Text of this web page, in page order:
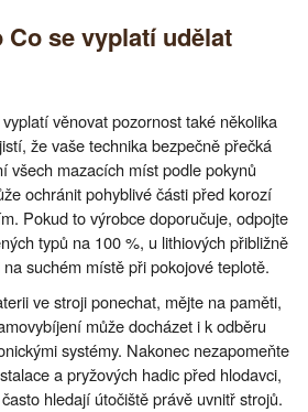
se vyplatí udělat
věnovat pozornost také několika
že vaše technika bezpečně přečká
všech mazacích míst podle pokynů
ochránit pohyblivé části před korozí
Pokud to výrobce doporučuje, odpojte
typů na 100 %, u lithiových přibližně
suchém místě při pokojové teplotě.
ve stroji ponechat, mějte na paměti,
může docházet i k odběru
systémy. Nakonec nezapomeňte
a pryžových hadic před hlodavci,
hledají útočiště právě uvnitř strojů.